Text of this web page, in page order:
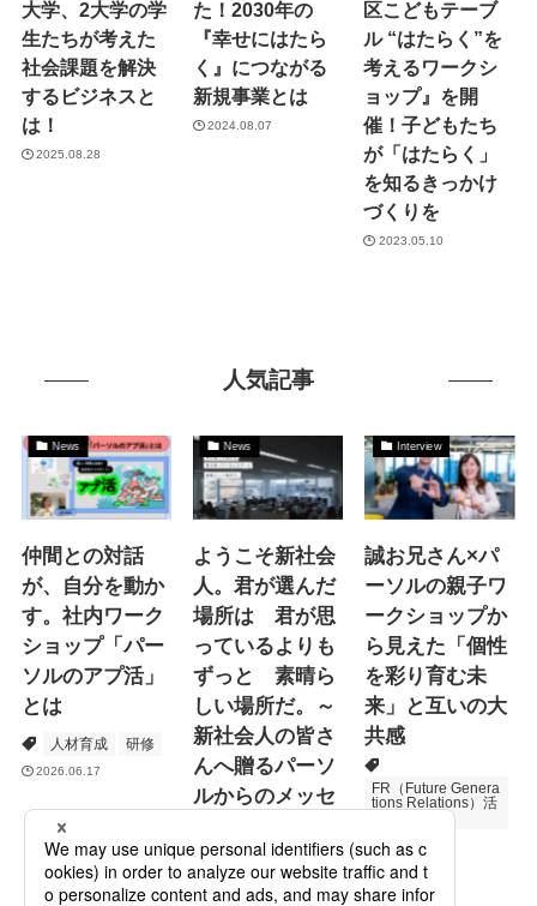
大学、2大学の学
生たちが考えた
社会課題を解決
するビジネスと
は！
2025.08.28
た！2030年の
『幸せにはたら
く』につながる
新規事業とは
2024.08.07
区こどもテーブ
ル “はたらく”を
考えるワークシ
ョップ』を開
催！子どもたち
が「はたらく」
を知るきっかけ
づくりを
2023.05.10
人気記事
News
仲間との対話
が、自分を動か
す。社内ワーク
ショップ「パー
ソルのアプ活」
とは
人材育成 研修
2026.06.17
News
ようこそ新社会
人。君が選んだ
場所は 君が思
っているよりも
ずっと 素晴ら
しい場所だ。～
新社会人の皆さ
んへ贈るパーソ
ルからのメッセ
Specialized Servic
es
Interview
誠お兄さん×パ
ーソルの親子ワ
ークショップか
ら見えた「個性
を彩り育む未
来」と互いの大
共感
FR（Future Genera
tions Relations）活
次世代育成
2026.06.16